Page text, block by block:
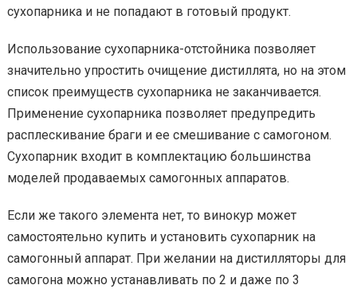
сухопарника и не попадают в готовый продукт.
Использование сухопарника-отстойника позволяет
значительно упростить очищение дистиллята, но на этом
список преимуществ сухопарника не заканчивается.
Применение сухопарника позволяет предупредить
расплескивание браги и ее смешивание с самогоном.
Сухопарник входит в комплектацию большинства
моделей продаваемых самогонных аппаратов.
Если же такого элемента нет, то винокур может
самостоятельно купить и установить сухопарник на
самогонный аппарат. При желании на дистилляторы для
самогона можно устанавливать по 2 и даже по 3